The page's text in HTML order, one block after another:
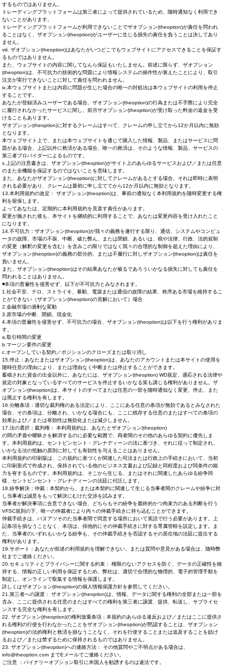
するものではありません。
トレーディングプラットフォームは第三者によって提供されているため、随時通知なく利用でき
ないことがあります。
トレーディングプラットフォームが利用できないことでザオプション(theoption)が責任を問われ
ることはなく、ザオプション(theoption)がユーザーに生じる損失の責任を負うことは決してあり
ません。
viii. ザオプション(theoption)はあなたがいつどこでもウェブサイトにアクセスできることを保証す
るものではありません。
また、ウェブサイトの内容に関してなんら保証もいたしません。前述に限らず、ザオプション
(theoption)は、不可抗力の技術的な問題により情報システムの操作性が衰えたことにより、取引
注文が実行できないことに対して責任を問われません。
ix.本ウェブサイトまたは内容に問題が生じた場合の唯一の対処法は本ウェブサイトの利用を停止
することです。
あなたが登録済みユーザーである場合、ザオプション(theoption)の行為または不手際により完全
に履行されなかったサービスに関し、前月ザオプション(theoption)が受け取った料金の返金を受
けることもあります。
ザオプション(theoption)に対するクレームはすべて、クレームの申し立てから12か月以内に無効
となります。
本ウェブサイト上で、または本ウェブサイトを通じて購入した情報、製品、またはサービスに問
題がある場合、上記以外に救済がある場合、唯一の救済は、そのような情報、製品、サービスの
第三者プロバイダーによるものです。
x.上記の注意書きは、ザオプション(theoption)がサイト上のあらゆるサービスおよび／または任意
のまた全機能を保証するのではないことを意味します。
また、あなたがザオプション(theoption)に対してクレームがあるとする場合、それは即時に表明
される必要があり、クレームは最初に申し立ててから12か月以内に無効となります。
13.本利用規約の改定： ザオプション(theoption)は、事前の通知なく本利用規約を随時変更する権
利を留保します。
よってあなたは、定期的に本利用規約を見直す責任があります。
変更が施された後も、本サイトを継続的に利用することで、あなたは変更内容を受け入れたこと
になります。
14.不可抗力：ザオプション(theoption)が我々の義務を遂行する限り、通信、システムやコンピュ
ータの故障、市場の不振、中断、破た弊ん、または閉鎖、あるいは、税や法律、行政、法的規制
の変更（解釈の変更を含む）を含みこの限りではなく我々の合理的な制御を超えた理由により、
ザオプション(theoption)の義務の部分的、または不履行に対しザオプション(theoption)は責任を
負いません。
また、ザオプション(theoption)はその結果あなたが被るであろういかなる損失に対しても責任を
問われることはありません。
◾本項の普遍性を侵害せず、以下が不可抗力とみなされます。
1.社会不安、テロ、ストライキ、暴動、電源または通信の故障の結果、秩序ある市場を維持するこ
とができない（ザオプション(theoption)の見解において）場合
2.金融市場の過剰な変動
3.原市場の中断、閉鎖、現金化
4.本項の普遍性を侵害せず、不可抗力の場合、ザオプション(theoption)は以下を行う権利がありま
す。
a.取引時間の変更
b.マージン要件の変更
c.オープンしている契約／ポジションのクローズまたは取り消し
15.停止：あなたまたはザオプション(theoption)は、あなたのアカウントまたは本サイトの使用を
随時任意の理由により、または理由なく中断または停止することができます。
蓄積された資金の出金以外に、あなたには、ザオプション(theoption) WD規定、適応される法律や
規定の対象となっているすべてのサービスを停止するいかなる策も講じる権利がありません。ザ
オプション(theoption)は、本サイトのすべてまたは任意の一部を随時通知なく変更、停止、また
は廃止する権利を有します。
16.分離条項：適切な裁判権のある法定により、ここにある任意の条項が無効であるとみなされた
場合、その条項は、分離され、いかなる場合にも、ここに残存する任意のまたはすべての条項の
効果および／または有効性は無効化または減少しません。
17.法の選択；裁判権： 本利用規約は、あなたとザオプション(theoption)
の間の矛盾や曖昧さを解消するのに必要な範囲で、両者間のその他のあらゆる契約に優先しま
す。本利用規約は、セントビンセント・グレナディーンの法に基づき、それに従って制定され、
いかなる法の抵触の原則に対しても有効性を与えることはありません。
本利用規約の印刷版は、この規約に基づくか関連した司法または行政上の手続きにおいて、当初
に印刷形式で作成され、保持されている他のビジネス文書および記録と同程度および同条件の能
力を有するものです。本利用規約は、そこから生じる、またはそれに関連したあらゆる紛争同
様、セントビンセント・グレナディーンの法廷に付託します。
18.紛争解決；仲裁：本契約から、または本契約に関連して生じる当事者間のクレームや紛争に対
し当事者は誠意をもって解決にむけた交渉を試みます。
当事者が解決事項に合意できない場合、どちらもその紛争を最終的かつ拘束力のある判断を行う
VFSC規則の下、唯一の仲裁者により内々の仲裁手続きに持ち込むことができます。
仲裁手続きは、バヌアツそのた当事者間で同意する場所において英語で行う必要があります。上
記条項を損なうことなく、本項は、排他的にその仲裁手続きに対する専属管轄を設定します。ま
た、当事者のいずれもいかなる紛争も、その仲裁手続きを否認するその居住地の法廷に提出する
権利があります。
19.サポート：あなたが前述の利用規約を理解できない、または質問や意見がある場合は、随時弊
社までご連絡ください。
20.セキュリティとプライバシーに関する約束： 権限のないアクセスを防ぐ、データの正確性を維
持する、情報の正しい利用を保証するため、弊社は、適切で合理的な物理的、電子的管理手順を
制定し、オンラインで取集する情報を保護します。
詳しくはザオプション(theoption)の個人情報保護方針を参照してください。
21.第三者への譲渡： ザオプション(theoption)は、情報、データに関する権利の全部または一部を
含み、ここに提供される任意のまたはすべての権利を第三者に譲渡、提供、転送し、サブライセ
ンスする完全な権利を有します。
22. ザオプション(theoption)の権利放棄条項：本規約のあらゆる違反および／またはここに提供さ
れる権利の行使を行わなかったことをザオプション(theoption)が黙認することは、ザオプション
(theoption)の法的権利と救済を損なうことなく、それを行使することまたは追及することを妨げ
るおよび／または禁ずるために保持されるものではありません。
23. ザオプション(theoption)への連絡方法： その他質問やご不明点がある場合は、
info@theoption.com までEメールでご連絡ください。
ご注意 ：バイナリーオプション取引に米国人を勧誘するのは違法です。